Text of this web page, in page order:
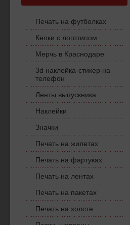
Печать на футболках
Кепки с логотипом
Мерчь в Краснодаре
3d наклейка-стикер на
телефон
Ленты выпускника
Наклейки
Значки
Печать на жилетах
Печать на фартуках
Печать на лентах
Печать на пакетах
Печать на холсте